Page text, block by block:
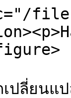
files/
ยนแป